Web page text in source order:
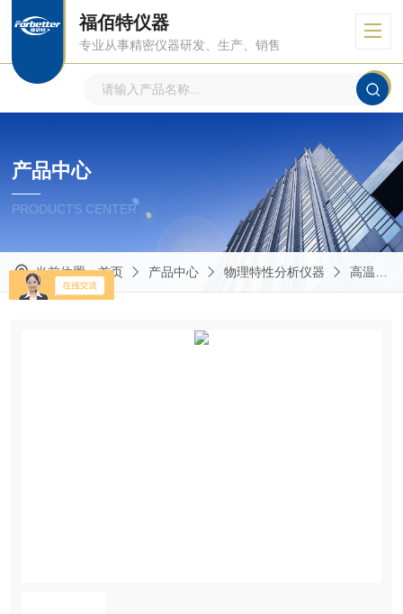
福佰特仪器
专业从事精密仪器研发、生产、销售
产品中心
PRODUCTS CENTER
当前位置：首页 产品中心 物理特性分析仪器 高温真空型接触角测量仪